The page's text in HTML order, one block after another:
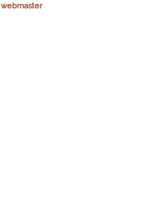
webmaster